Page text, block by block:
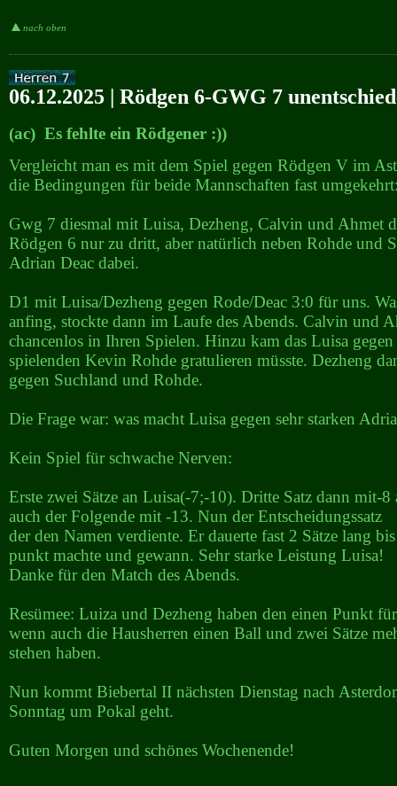
nach oben
06.12.2025 | Rödgen 6-GWG 7
(ac) Es fehlte ein Rödgener :))
Vergleicht man es mit dem Spiel gegen Rödgen V im
die Bedingungen für beide Mannschaften fast
Gwg 7 diesmal mit Luisa, Dezheng, Calvin und Ahmet
Rödgen 6 nur zu dritt, aber natürlich neben Rohde und
Adrian Deac dabei.
D1 mit Luisa/Dezheng gegen Rode/Deac 3:0 für uns.
anfing, stockte dann im Laufe des Abends. Calvin und
chancenlos in Ihren Spielen. Hinzu kam das Luisa
spielenden Kevin Rohde gratulieren müsste. Dezheng
gegen Suchland und Rohde.
Die Frage war: was macht Luisa gegen sehr starken
Kein Spiel für schwache Nerven:
Erste zwei Sätze an Luisa(-7;-10). Dritte Satz dann mit-8
auch der Folgende mit -13. Nun der Entscheidungssatz
der den Namen verdiente. Er dauerte fast 2 Sätze lang
punkt machte und gewann. Sehr starke Leistung Luisa!
Danke für den Match des Abends.
Resümee: Luiza und Dezheng haben den einen Punkt
wenn auch die Hausherren einen Ball und zwei Sätze
stehen haben.
Nun kommt Biebertal II nächsten Dienstag nach
Sonntag um Pokal geht.
Guten Morgen und schönes Wochenende!